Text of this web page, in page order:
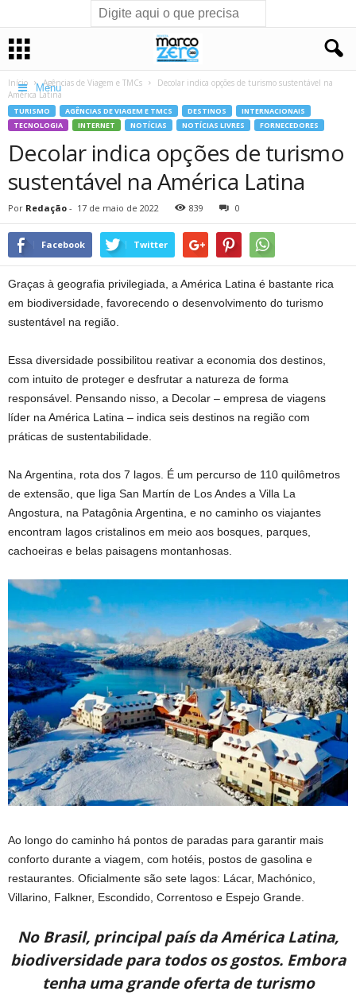
Menu
Início Agências de Viagem e TMCs
Decolar indica opções de turismo sustentável na
América Latina
TURISMO AGÊNCIAS DE VIAGEM E TMCS DESTINOS
INTERNACIONAIS
TECNOLOGIA
INTERNET NOTÍCIAS NOTÍCIAS LIVRES FORNECEDORES
Decolar indica opções de turismo
sustentável na América Latina
Por Redação - 17 de maio de 2022 839 0
Facebook Twitter
Graças à geografia privilegiada, a América Latina é bastante rica
em biodiversidade, favorecendo o desenvolvimento do turismo
sustentável na região.
Essa diversidade possibilitou reativar a economia dos destinos,
com intuito de proteger e desfrutar a natureza de forma
responsável. Pensando nisso, a Decolar – empresa de viagens
líder na América Latina – indica seis destinos na região com
práticas de sustentabilidade.
Na Argentina, rota dos 7 lagos. É um percurso de 110 quilômetros
de extensão, que liga San Martín de Los Andes a Villa La
Angostura, na Patagônia Argentina, e no caminho os viajantes
encontram lagos cristalinos em meio aos bosques, parques,
cachoeiras e belas paisagens montanhosas.
Ao longo do caminho há pontos de paradas para garantir mais
conforto durante a viagem, com hotéis, postos de gasolina e
restaurantes. Oficialmente são sete lagos: Lácar, Machónico,
Villarino, Falkner, Escondido, Correntoso e Espejo Grande.
No Brasil, principal país da América Latina,
biodiversidade para todos os gostos. Embora
tenha uma grande oferta de turismo